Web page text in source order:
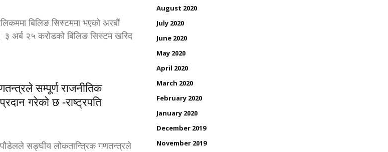
बिलिङ सिस्टममा भएको अरबौं
३ अर्ब २५ करोडको बिलिङ सिस्टम खरिद
सम्पूर्ण राजनीतिक
गरेको छ -राष्ट्रपति
पौडेलले सङ्घीय लोकतान्त्रिक गणतन्त्रले
August 2020
July 2020
June 2020
May 2020
April 2020
March 2020
February 2020
January 2020
December 2019
November 2019